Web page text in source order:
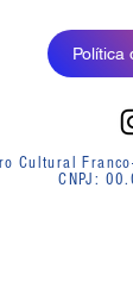
Política
Cultural
CNPJ: